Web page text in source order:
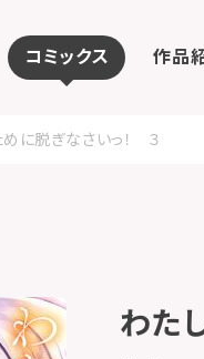
コミックス 作品
に脱ぎなさいっ！ ３
わた